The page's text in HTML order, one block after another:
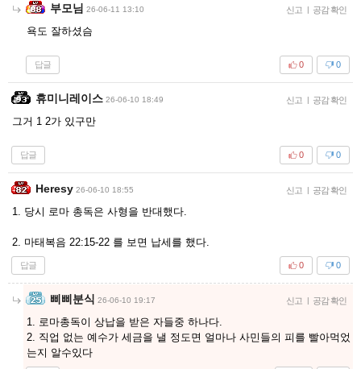
부모님 26-06-11 13:10 신고 | 공감 확인
욕도 잘하셨슴
답글 0
0
휴미니레이스 26-06-10 18:49 신고 | 공감 확인
그거 1 2가 있구만
답글 0
0
Heresy 26-06-10 18:55 신고 | 공감 확인
1. 당시 로마 총독은 사형을 반대했다.
2. 마태복음 22:15-22 를 보면 납세를 했다.
답글 0
0
삐삐분식 26-06-10 19:17 신고 | 공감 확인
1. 로마총독이 상납을 받은 자들중 하나다.
2. 직업 없는 예수가 세금을 낼 정도면 얼마나 사민들의 피를 빨아먹었
는지 알수있다